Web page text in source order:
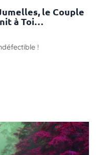
le Couple
à Toi…
!